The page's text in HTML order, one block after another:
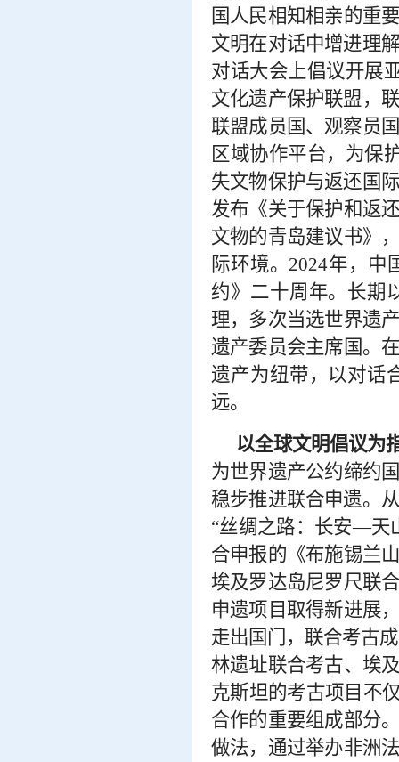
国人民相知相亲的重
文明在对话中增进理
对话大会上倡议开展
文化遗产保护联盟，
联盟成员国、观察员
区域协作平台，为保
失文物保护与返还国
发布《关于保护和返
文物的青岛建议书》
际环境。2024年，
约》二十周年。长期
理，多次当选世界遗
遗产委员会主席国。
遗产为纽带，以对话
远。
以全球文明倡议为
为世界遗产公约缔约
稳步推进联合申遗。从
“丝绸之路：长安—天
合申报的《布施锡兰
埃及罗达岛尼罗尺联
申遗项目取得新进展
走出国门，联合考古
林遗址联合考古、埃
克斯坦的考古项目不
合作的重要组成部分
做法，通过举办非洲